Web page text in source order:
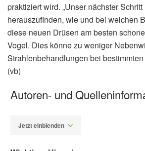
praktiziert wird. „Unser nächster Schritt
herauszufinden, wie und bei welchen
diese neuen Drüsen am besten
Vogel. Dies könne zu weniger
Strahlenbehandlungen bei
(vb)
Autoren- und
Jetzt einblenden